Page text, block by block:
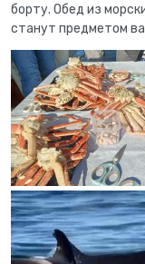
борту. Обед из
станут предметом